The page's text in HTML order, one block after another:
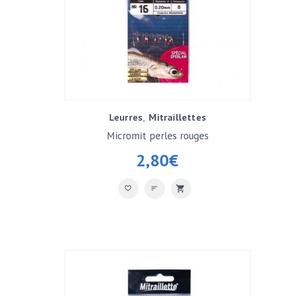
Leurres Mitraillettes
2,80€
Micromit perles rouges